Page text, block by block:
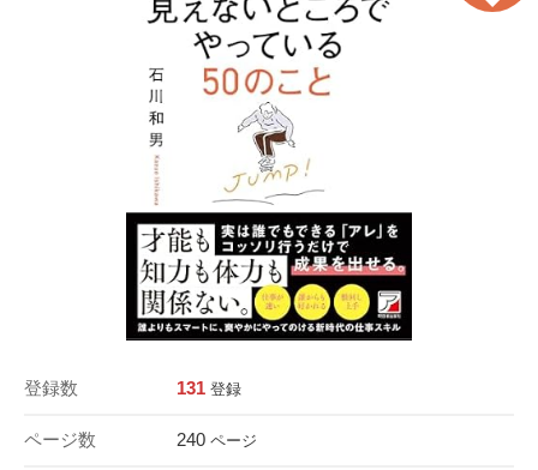
登録数 131 登録
ページ数 240 ページ